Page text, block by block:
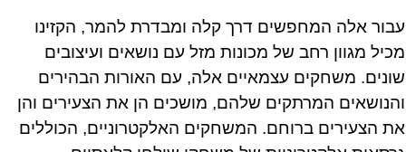
עבור אלה המחפשים דרך קלה ומבדרת להמר, הקזינו
מכיל מגוון רחב של מכונות מזל עם נושאים ועיצובים
שונים. משחקים עצמאיים אלה, עם האורות הבהירים
והנושאים המרתקים שלהם, מושכים הן את הצעירים והן
את הצעירים ברוחם. המשחקים האלקטרוניים, הכוללים